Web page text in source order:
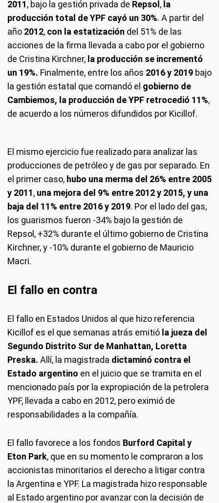
2011, bajo la gestión privada de Repsol , la
producción total de YPF cayó un 30%. A partir del
año 2012, con la estatización del 51% de las
acciones de la firma llevada a cabo por el gobierno
de Cristina Kirchner, la producción se incrementó
un 19%. Finalmente, entre los años 2016 y 2019 bajo
la gestión estatal que comandó el gobierno de
Cambiemos, la producción de YPF retrocedió 11%,
de acuerdo a los números difundidos por Kicillof.
El mismo ejercicio fue realizado para analizar las
producciones de petróleo y de gas por separado. En
el primer caso, hubo una merma del 26% entre 2005
y 2011, una mejora del 9% entre 2012 y 2015, y una
baja del 11% entre 2016 y 2019. Por el lado del gas,
los guarismos fueron -34% bajo la gestión de
Repsol, +32% durante el último gobierno de Cristina
Kirchner, y -10% durante el gobierno de Mauricio
Macri.
El fallo en contra
El fallo en Estados Unidos al que hizo referencia
Kicillof es el que semanas atrás emitió la jueza del
Segundo Distrito Sur de Manhattan, Loretta
Preska. Allí, la magistrada dictaminó contra el
Estado argentino en el juicio que se tramita en el
mencionado país por la expropiación de la petrolera
YPF, llevada a cabo en 2012, pero eximió de
responsabilidades a la compañía.
El fallo favorece a los fondos Burford Capital y
Eton Park, que en su momento le compraron a los
accionistas minoritarios el derecho a litigar contra
la Argentina e YPF. La magistrada hizo responsable
al Estado argentino por avanzar con la decisión de